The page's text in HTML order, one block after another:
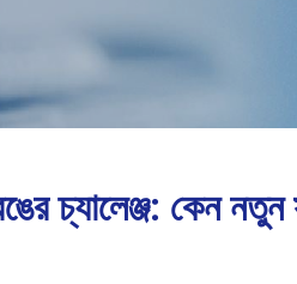
চ্যালেঞ্জ: কেন